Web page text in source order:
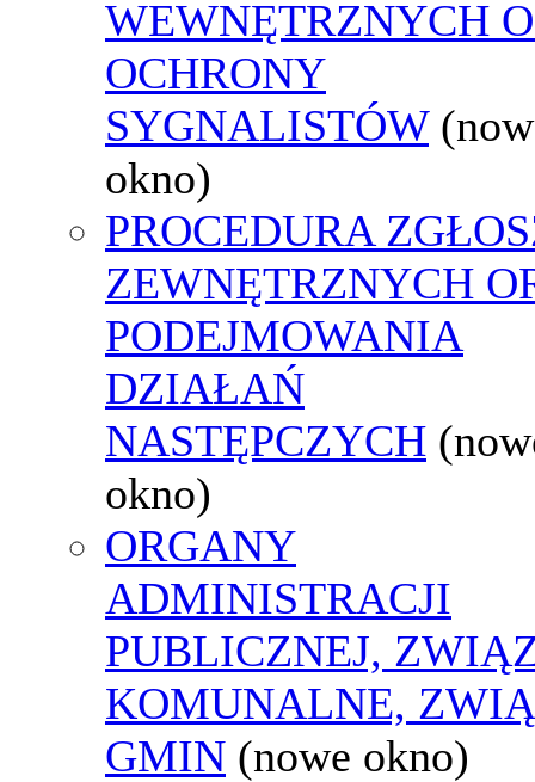
WEWNĘTRZNYCH
OCHRONY
SYGNALISTÓW
okno)
PROCEDURA
ZEWNĘTRZNYCH
PODEJMOWANIA
DZIAŁAŃ
NASTĘPCZYCH
okno)
ORGANY
ADMINISTRACJI
PUBLICZNEJ,
KOMUNALNE,
GMIN (nowe okno)